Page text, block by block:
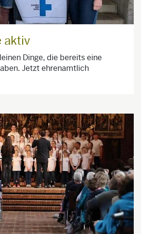
aktiv
Dinge, die bereits eine
Jetzt ehrenamtlich